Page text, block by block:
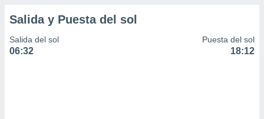
Salida y Puesta del sol
Salida del sol
06:32
Puesta del sol
18:12